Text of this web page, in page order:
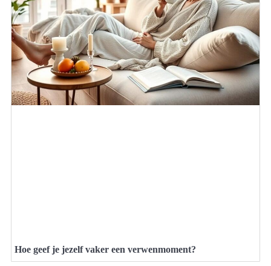
Hoe geef je jezelf vaker een verwenmoment?